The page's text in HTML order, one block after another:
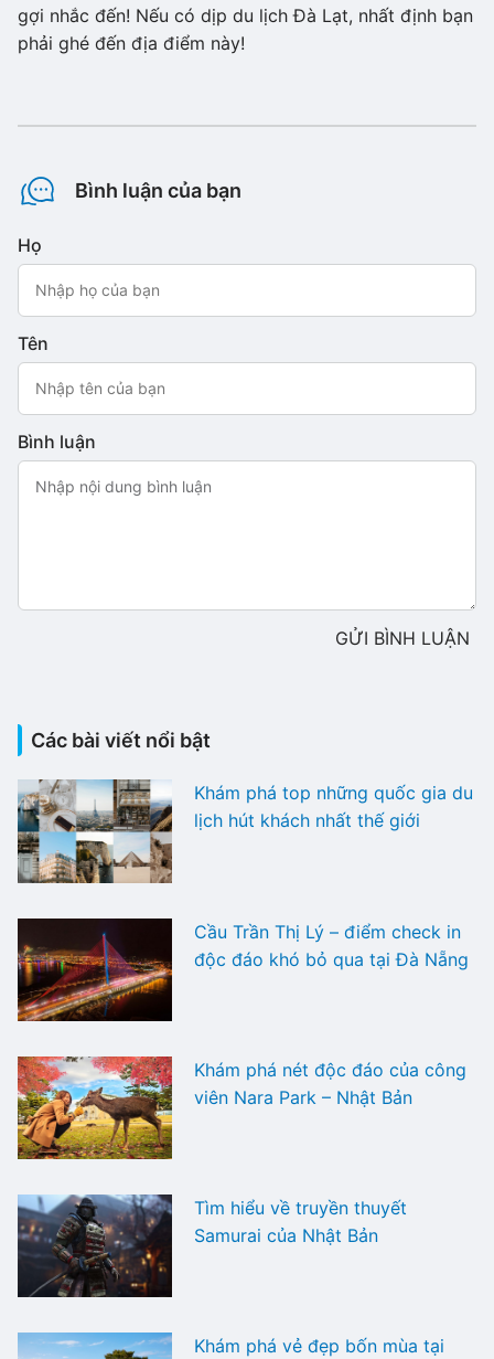
gợi nhắc đến! Nếu có dịp du lịch Đà Lạt, nhất định bạn
phải ghé đến địa điểm này!
Bình luận của bạn
Họ
Tên
Bình luận
GỬI BÌNH LUẬN
Các bài viết nổi bật
Khám phá top những quốc gia du
lịch hút khách nhất thế giới
Cầu Trần Thị Lý – điểm check in
độc đáo khó bỏ qua tại Đà Nẵng
Khám phá nét độc đáo của công
viên Nara Park – Nhật Bản
Tìm hiểu về truyền thuyết
Samurai của Nhật Bản
Khám phá vẻ đẹp bốn mùa tại